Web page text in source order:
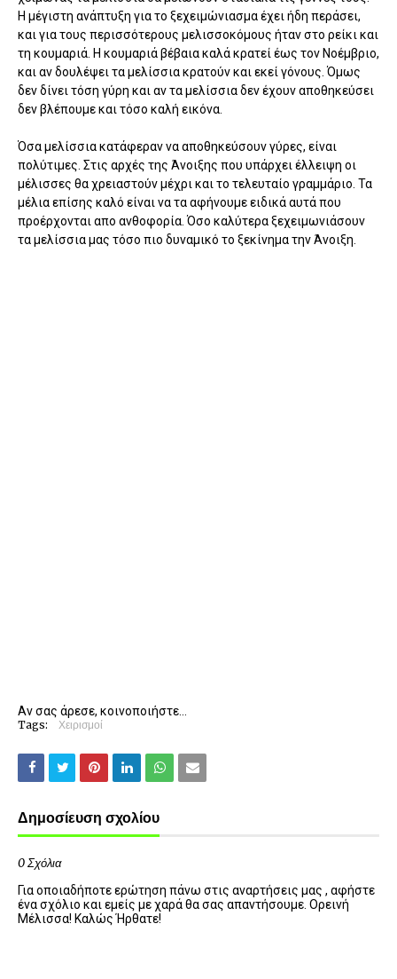
Η μέγιστη ανάπτυξη για το ξεχειμώνιασμα έχει ήδη περάσει,
και για τους περισσότερους μελισσοκόμους ήταν στο ρείκι και
τη κουμαριά. Η κουμαριά βέβαια καλά κρατεί έως τον Νοέμβριο,
και αν δουλέψει τα μελίσσια κρατούν και εκεί γόνους. Όμως
δεν δίνει τόση γύρη και αν τα μελίσσια δεν έχουν αποθηκεύσει
δεν βλέπουμε και τόσο καλή εικόνα.
Όσα μελίσσια κατάφεραν να αποθηκεύσουν γύρες, είναι
πολύτιμες. Στις αρχές της Άνοιξης που υπάρχει έλλειψη οι
μέλισσες θα χρειαστούν μέχρι και το τελευταίο γραμμάριο. Τα
μέλια επίσης καλό είναι να τα αφήνουμε ειδικά αυτά που
προέρχονται απο ανθοφορία. Όσο καλύτερα ξεχειμωνιάσουν
τα μελίσσια μας τόσο πιο δυναμικό το ξεκίνημα την Άνοιξη.
Αν σας άρεσε, κοινοποιήστε...
Tags: Χειρισμοί
Δημοσίευση σχολίου
0 Σχόλια
Για οποιαδήποτε ερώτηση πάνω στις αναρτήσεις μας , αφήστε
ένα σχόλιο και εμείς με χαρά θα σας απαντήσουμε. Ορεινή
Μέλισσα! Καλώς Ήρθατε!